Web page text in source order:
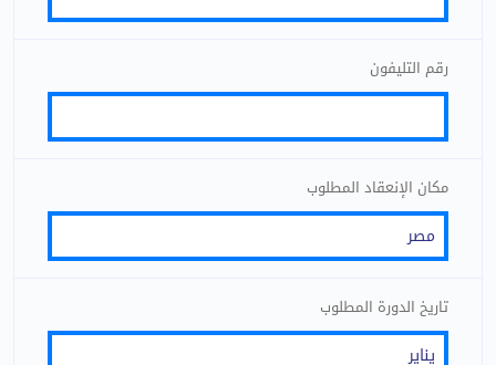
رقم التليفون
مكان الإنعقاد المطلوب
تاريخ الدورة المطلوب